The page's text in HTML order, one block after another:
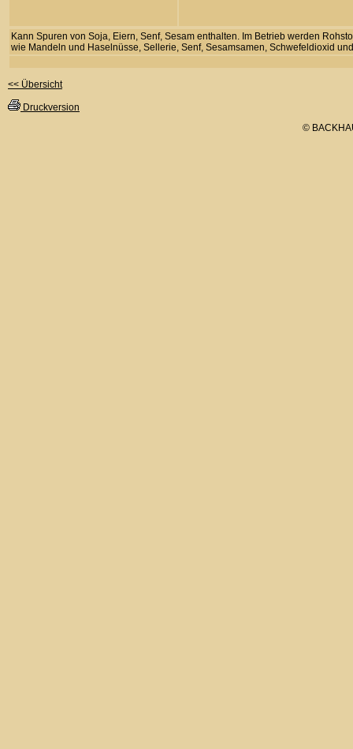
Kann Spuren von Soja, Eiern, Senf, Sesam enthalten. Im Betrieb werden
wie Mandeln und Haselnüsse, Sellerie, Senf, Sesamsamen, Schwefeldioxid
<< Übersicht
Druckversion
©